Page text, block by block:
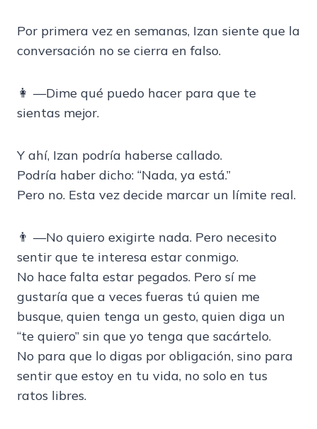
Por primera vez en semanas, Izan siente que la
conversación no se cierra en falso.
👩 —Dime qué puedo hacer para que te
sientas mejor.
Y ahí, Izan podría haberse callado.
Podría haber dicho: “Nada, ya está.”
Pero no. Esta vez decide marcar un límite real.
👨 —No quiero exigirte nada. Pero necesito
sentir que te interesa estar conmigo.
No hace falta estar pegados. Pero sí me
gustaría que a veces fueras tú quien me
busque, quien tenga un gesto, quien diga un
“te quiero” sin que yo tenga que sacártelo.
No para que lo digas por obligación, sino para
sentir que estoy en tu vida, no solo en tus
ratos libres.